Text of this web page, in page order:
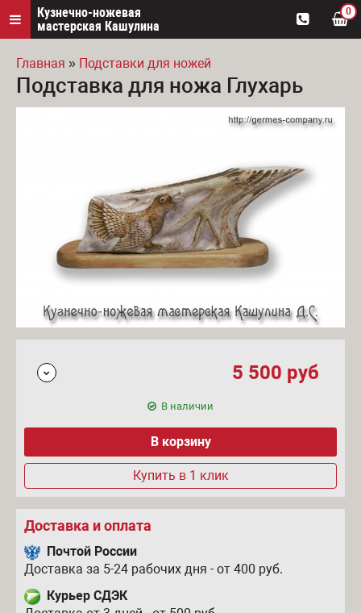
Кузнечно-ножевая
мастерская Кашулина
0
Вы здесь
Главная » Подставки для ножей
Подставка для ножа Глухарь
5 500 руб
В наличии
Купить в 1 клик
Доставка и оплата
Почтой России
Доставка за 5-24 рабочих дня - от 400 руб.
Курьер СДЭК